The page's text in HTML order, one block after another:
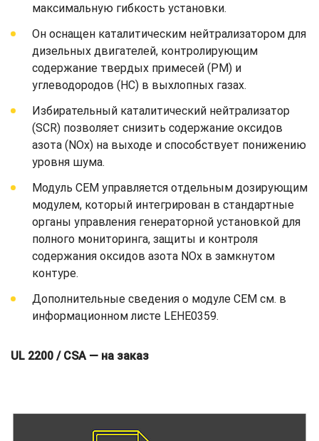
максимальную гибкость установки.
Он оснащен каталитическим нейтрализатором для
дизельных двигателей, контролирующим
содержание твердых примесей (PM) и
углеводородов (HC) в выхлопных газах.
Избирательный каталитический нейтрализатор
(SCR) позволяет снизить содержание оксидов
азота (NOx) на выходе и способствует понижению
уровня шума.
Модуль CEM управляется отдельным дозирующим
модулем, который интегрирован в стандартные
органы управления генераторной установкой для
полного мониторинга, защиты и контроля
содержания оксидов азота NOx в замкнутом
контуре.
Дополнительные сведения о модуле CEM см. в
информационном листе LEHE0359.
UL 2200 / CSA — на заказ